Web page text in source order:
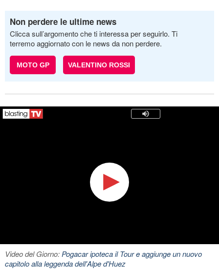
Non perdere le ultime news
Clicca sull’argomento che ti interessa per seguirlo. Ti
terremo aggiornato con le news da non perdere.
MOTO GP VALENTINO ROSSI
Video del Giorno:Pogacar ipoteca il Tour e aggiunge un nuovo
capitolo alla leggenda dell'Alpe d'Huez